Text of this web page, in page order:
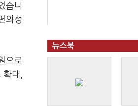
습니
의성
으로
대,
뉴스북